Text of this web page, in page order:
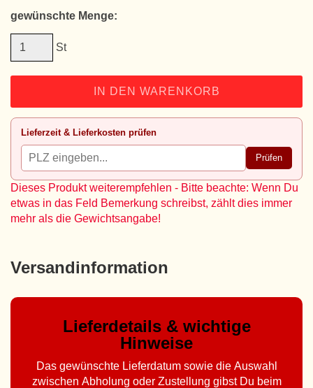
gewünschte Menge:
St
IN DEN WARENKORB
Lieferzeit & Lieferkosten prüfen
Prüfen
Dieses Produkt weiterempfehlen - Bitte beachte: Wenn Du
etwas in das Feld Bemerkung schreibst, zählt dies immer
mehr als die Gewichtsangabe!
Versandinformation
Lieferdetails & wichtige
Hinweise
Das gewünschte Lieferdatum sowie die Auswahl
zwischen Abholung oder Zustellung gibst Du beim